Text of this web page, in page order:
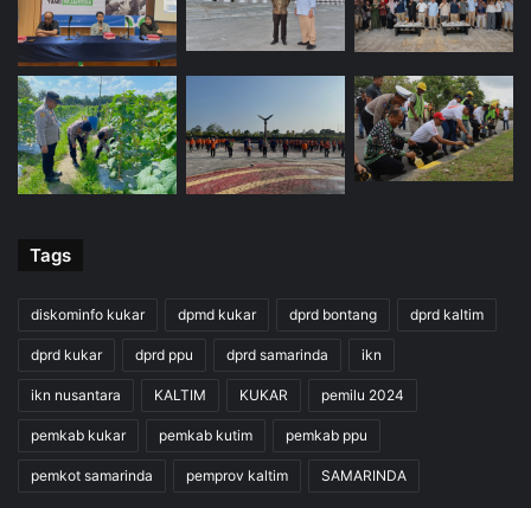
Tags
diskominfo kukar dpmd kukar dprd bontang dprd kaltim
dprd kukar dprd ppu dprd samarinda ikn
ikn nusantara KALTIM KUKAR pemilu 2024
pemkab kukar pemkab kutim pemkab ppu
pemkot samarinda pemprov kaltim SAMARINDA